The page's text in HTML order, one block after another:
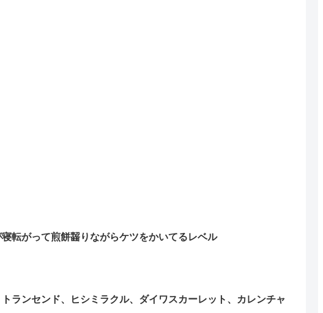
転がって煎餅齧りながらケツをかいてるレベル
ランセンド、ヒシミラクル、ダイワスカーレット、カレンチャ